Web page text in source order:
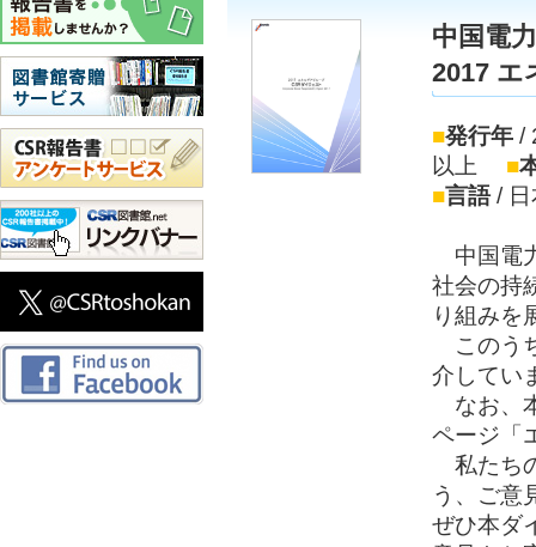
中国電力
2017 エ
■発行年 /
以上 ■
■言語/
中国電
社会の持
り組みを
このう
介してい
なお、
ページ「
私たち
う、ご意
ぜひ本ダ